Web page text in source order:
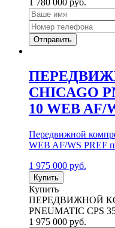
CHICAGO
10 WEB AF/
Передвижной
WEB AF/WS PREF
1 975 000 руб.
Купить
Купить
ПЕРЕДВИЖНОЙ
PNEUMATIC CPS
1 975 000 руб.